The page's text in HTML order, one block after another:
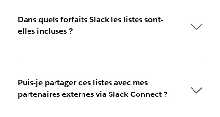
Dans quels forfaits Slack les listes sont-
elles incluses ?
Puis-je partager des listes avec mes
partenaires externes via Slack Connect ?